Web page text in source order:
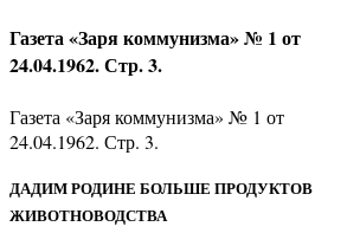
Газета «Заря коммунизма» № 1 от
24.04.1962. Стр. 3.
Газета «Заря коммунизма» № 1 от
24.04.1962. Стр. 3.
ДАДИМ РОДИНЕ БОЛЬШЕ ПРОДУКТОВ
ЖИВОТНОВОДСТВА